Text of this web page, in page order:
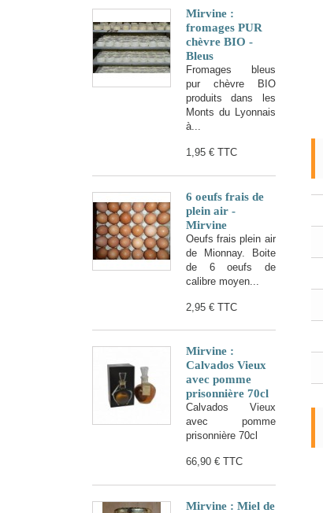
Mirvine :
fromages PUR
chèvre BIO -
Bleus
Fromages bleus
pur chèvre BIO
produits dans les
Monts du Lyonnais
à...
1,95 € TTC
6 oeufs frais de
plein air -
Mirvine
Oeufs frais plein air
de Mionnay. Boite
de 6 oeufs de
calibre moyen...
2,95 € TTC
Mirvine :
Calvados Vieux
avec pomme
prisonnière 70cl
Calvados Vieux
avec pomme
prisonnière 70cl
66,90 € TTC
Mirvine : Miel de